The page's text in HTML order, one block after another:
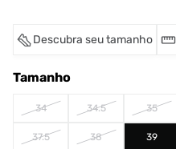
Descubra seu tamanho
Tamanho
34 34.5 35
37.5 38 39